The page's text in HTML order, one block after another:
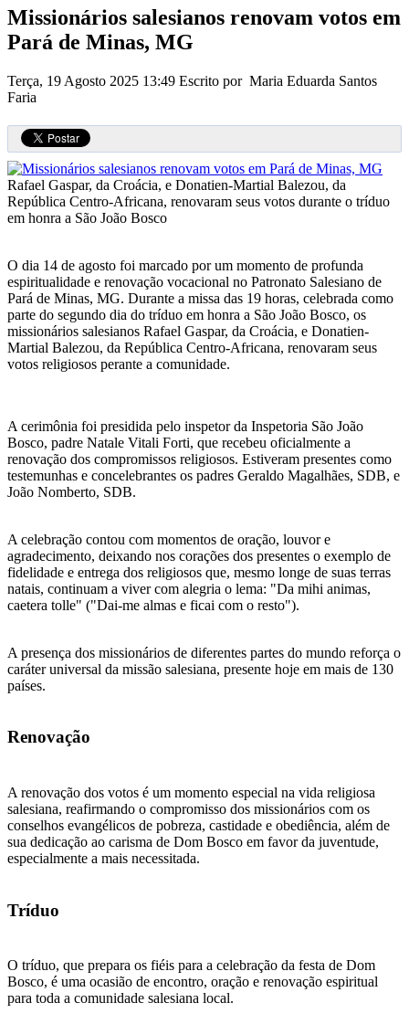
Missionários salesianos renovam votos em
Pará de Minas, MG
Terça, 19 Agosto 2025 13:49 Escrito por Maria Eduarda Santos
Faria
Rafael Gaspar, da Croácia, e Donatien-Martial Balezou, da
República Centro-Africana, renovaram seus votos durante o tríduo
em honra a São João Bosco
O dia 14 de agosto foi marcado por um momento de profunda
espiritualidade e renovação vocacional no Patronato Salesiano de
Pará de Minas, MG. Durante a missa das 19 horas, celebrada como
parte do segundo dia do tríduo em honra a São João Bosco, os
missionários salesianos Rafael Gaspar, da Croácia, e Donatien-
Martial Balezou, da República Centro-Africana, renovaram seus
votos religiosos perante a comunidade.
A cerimônia foi presidida pelo inspetor da Inspetoria São João
Bosco, padre Natale Vitali Forti, que recebeu oficialmente a
renovação dos compromissos religiosos. Estiveram presentes como
testemunhas e concelebrantes os padres Geraldo Magalhães, SDB, e
João Nomberto, SDB.
A celebração contou com momentos de oração, louvor e
agradecimento, deixando nos corações dos presentes o exemplo de
fidelidade e entrega dos religiosos que, mesmo longe de suas terras
natais, continuam a viver com alegria o lema: "Da mihi animas,
caetera tolle" ("Dai-me almas e ficai com o resto").
A presença dos missionários de diferentes partes do mundo reforça o
caráter universal da missão salesiana, presente hoje em mais de 130
países.
Renovação
A renovação dos votos é um momento especial na vida religiosa
salesiana, reafirmando o compromisso dos missionários com os
conselhos evangélicos de pobreza, castidade e obediência, além de
sua dedicação ao carisma de Dom Bosco em favor da juventude,
especialmente a mais necessitada.
Tríduo
O tríduo, que prepara os fiéis para a celebração da festa de Dom
Bosco, é uma ocasião de encontro, oração e renovação espiritual
para toda a comunidade salesiana local.